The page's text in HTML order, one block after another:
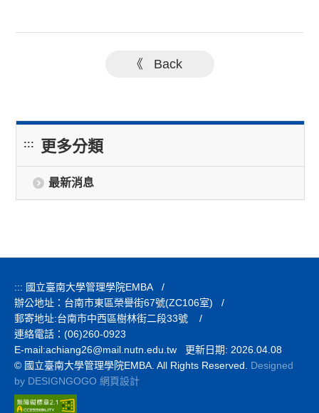
《 Back
::: 更多分類
最新消息
::: 國立臺南大學管理學院EMBA
/
辦公地址：台南市東區榮譽街67號(ZC106室)
/
郵寄地址:台南市中西區樹林街二段33號
/
連絡電話：(06)260-0923
E-mail:achiang26@mail.nutn.edu.tw 更新日期: 2026.04.08
© 國立臺南大學管理學院EMBA. All Rights Reserved. Designed
by DESIGNGOGO 網頁設計